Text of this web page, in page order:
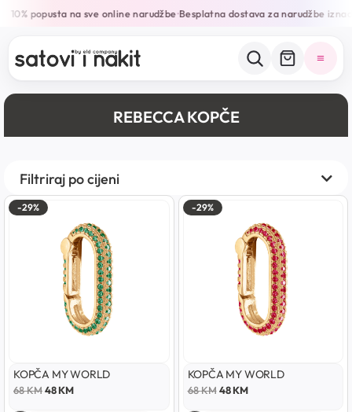
10% popusta na sve online narudžbe•Besplatna dostava za narudžbe iznad
REBECCA KOPČE
Filtriraj po cijeni
-29%
KOPČA MY WORLD
68KM48KM
-29%
KOPČA MY WORLD
68KM 48KM